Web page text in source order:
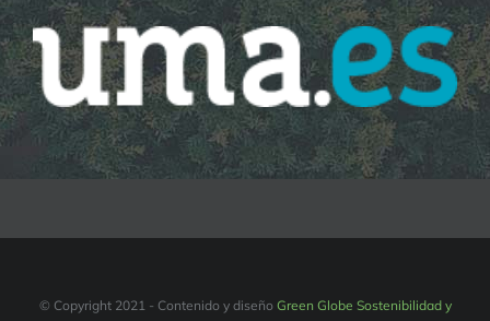
© Copyright 2021 - Contenido y diseño Green Globe Sostenibilidad y